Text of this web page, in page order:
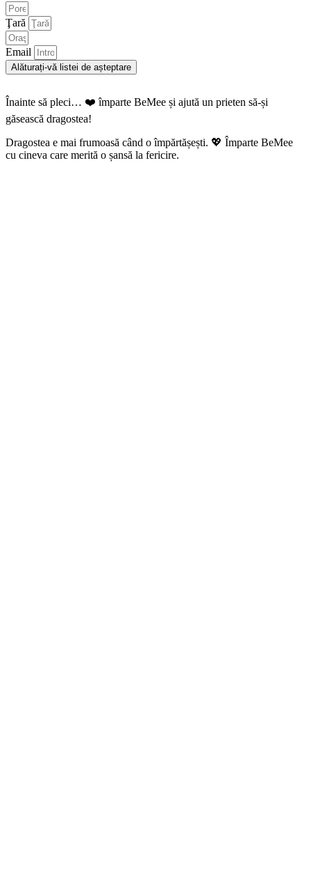
Ţară
Email
Alăturați-vă listei de așteptare
Înainte să pleci… ❤️ împarte BeMee și ajută un prieten să-și
găsească dragostea!
Dragostea e mai frumoasă când o împărtășești. 💖 Împarte BeMee
cu cineva care merită o șansă la fericire.